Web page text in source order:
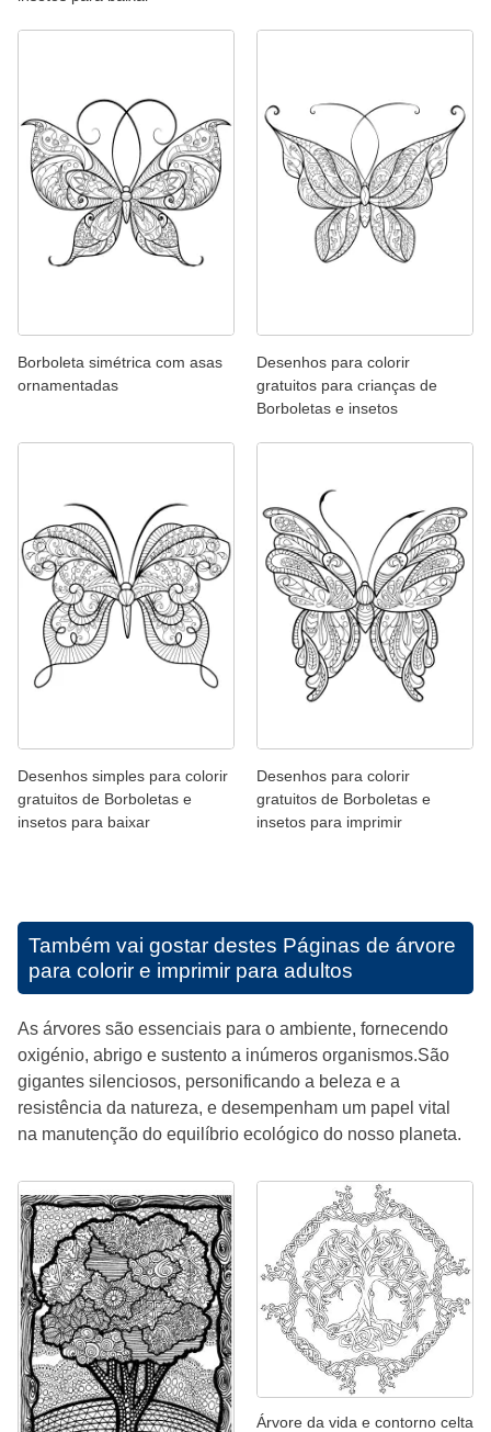
Borboleta simétrica com asas
ornamentadas
Desenhos para colorir
gratuitos para crianças de
Borboletas e insetos
Desenhos simples para colorir
gratuitos de Borboletas e
insetos para baixar
Desenhos para colorir
gratuitos de Borboletas e
insetos para imprimir
Também vai gostar destes Páginas de árvore
para colorir e imprimir para adultos
As árvores são essenciais para o ambiente, fornecendo
oxigénio, abrigo e sustento a inúmeros organismos.São
gigantes silenciosos, personificando a beleza e a
resistência da natureza, e desempenham um papel vital
na manutenção do equilíbrio ecológico do nosso planeta.
Árvore da vida e contorno celta